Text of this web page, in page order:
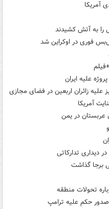
آمریکا
را به آتش کشیدند
فوری در اوکراین شد
علیه ایران
زائران اربعین در فضای مجازی
آمریکا
عربستان در یمن
دیداری تدارکاتی
برجا گذاشت
تحولات منطقه
حکم علیه ترامپ